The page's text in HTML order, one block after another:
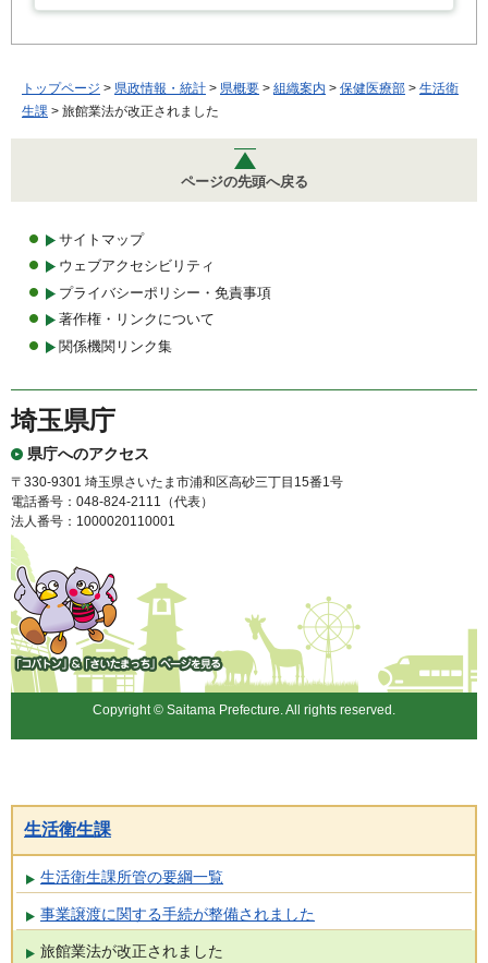
トップページ > 県政情報・統計 > 県概要 > 組織案内 > 保健医療部 > 生活衛
生課 > 旅館業法が改正されました
ページの先頭へ戻る
サイトマップ
ウェブアクセシビリティ
プライバシーポリシー・免責事項
著作権・リンクについて
関係機関リンク集
埼玉県庁
県庁へのアクセス
〒330-9301 埼玉県さいたま市浦和区高砂三丁目15番1号
電話番号：048-824-2111（代表）
法人番号：1000020110001
「コバトン」&「さいたまっ
ち」
Copyright © Saitama Prefecture. All rights reserved.
生活衛生課
生活衛生課所管の要綱一覧
事業譲渡に関する手続が整備されました
旅館業法が改正されました